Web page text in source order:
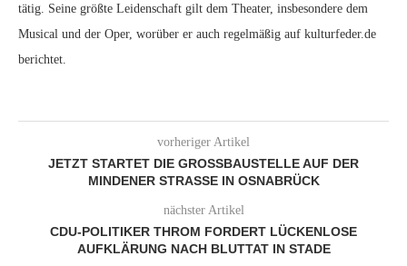
tätig. Seine größte Leidenschaft gilt dem Theater, insbesondere dem
Musical und der Oper, worüber er auch regelmäßig auf kulturfeder.de
berichtet.
vorheriger Artikel
JETZT STARTET DIE GROSSBAUSTELLE AUF DER M
INDENER STRASSE IN OSNABRÜCK
nächster Artikel
CDU-POLITIKER THROM FORDERT LÜCKENLOSE
AUFKLÄRUNG NACH BLUTTAT IN STADE